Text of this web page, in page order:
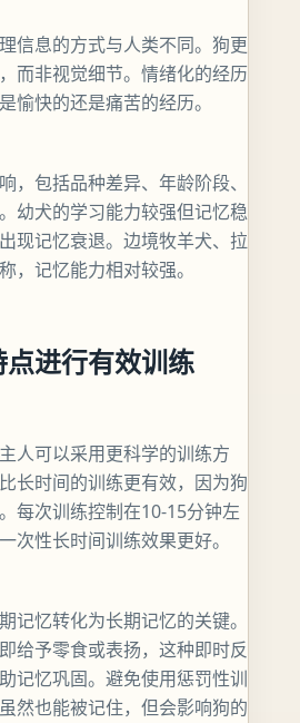
信息的方式与人类不同。狗更
而非视觉细节。情绪化的经历
愉快的还是痛苦的经历。
，包括品种差异、年龄阶段、
幼犬的学习能力较强但记忆稳
现记忆衰退。边境牧羊犬、拉
，记忆能力相对较强。
进行有效训练
人可以采用更科学的训练方
长时间的训练更有效，因为狗
每次训练控制在10-15分钟左
次性长时间训练效果更好。
记忆转化为长期记忆的关键。
给予零食或表扬，这种即时反
记忆巩固。避免使用惩罚性训
然也能被记住，但会影响狗的